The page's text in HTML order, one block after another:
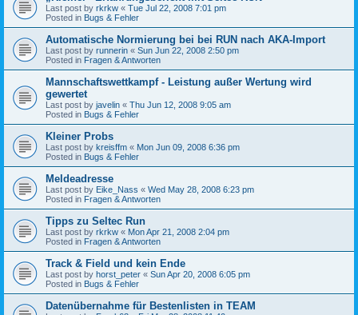
Last post by rkrkw « Tue Jul 22, 2008 7:01 pm
Posted in Bugs & Fehler
Automatische Normierung bei bei RUN nach AKA-Import
Last post by runnerin « Sun Jun 22, 2008 2:50 pm
Posted in Fragen & Antworten
Mannschaftswettkampf - Leistung außer Wertung wird
gewertet
Last post by javelin « Thu Jun 12, 2008 9:05 am
Posted in Bugs & Fehler
Kleiner Probs
Last post by kreisffm « Mon Jun 09, 2008 6:36 pm
Posted in Bugs & Fehler
Meldeadresse
Last post by Eike_Nass « Wed May 28, 2008 6:23 pm
Posted in Fragen & Antworten
Tipps zu Seltec Run
Last post by rkrkw « Mon Apr 21, 2008 2:04 pm
Posted in Fragen & Antworten
Track & Field und kein Ende
Last post by horst_peter « Sun Apr 20, 2008 6:05 pm
Posted in Bugs & Fehler
Datenübernahme für Bestenlisten in TEAM